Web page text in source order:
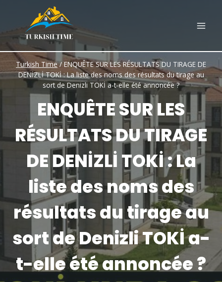
content
Turkish Time/ ENQUÊTE SUR LES RÉSULTATS DU TIRAGE DE
DENİZLİ TOKİ : La liste des noms des résultats du tirage au
sort de Denizli TOKİ a-t-elle été annoncée ?
ENQUÊTE SUR LES
RÉSULTATS DU TIRAGE
DE DENİZLİ TOKİ : La
liste des noms des
résultats du tirage au
sort de Denizli TOKİ a-
t-elle été annoncée ?